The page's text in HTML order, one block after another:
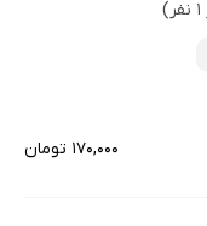
۱۷۰,۰۰۰ تومان